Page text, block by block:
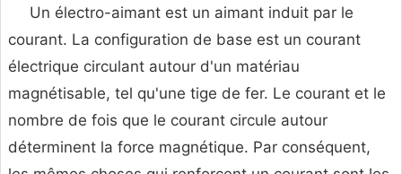
Un électro-aimant est un aimant induit par le
courant. La configuration de base est un courant
électrique circulant autour d'un matériau
magnétisable, tel qu'une tige de fer. Le courant et le
nombre de fois que le courant circule autour
déterminent la force magnétique. Par conséquent,